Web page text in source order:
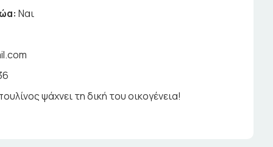
Ναι
ψάχνει τη δική του οικογένεια!